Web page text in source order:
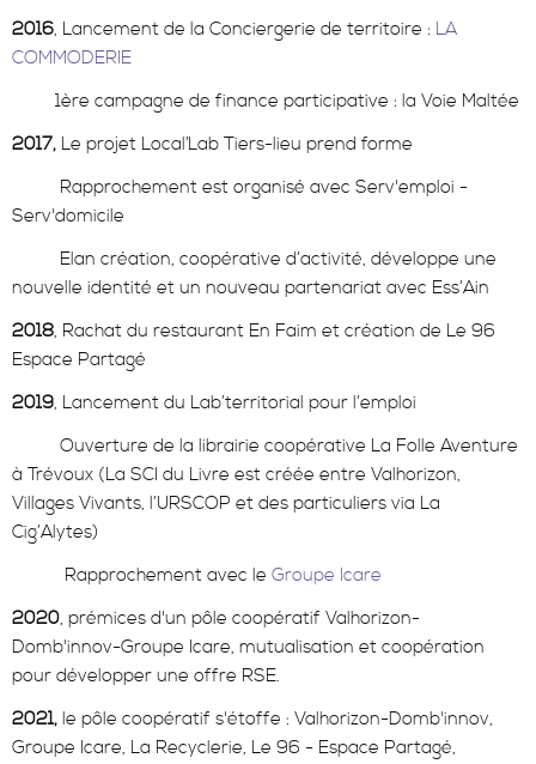
2016, Lancement de la Conciergerie de territoire : LA
COMMODERIE
1ère campagne de finance participative : la Voie Maltée
2017, Le projet Local’Lab Tiers-lieu prend forme
Rapprochement est organisé avec Serv'emploi -
Serv'domicile
Elan création, coopérative d’activité, développe une
nouvelle identité et un nouveau partenariat avec Ess’Ain
2018, Rachat du restaurant En Faim et création de Le 96
Espace Partagé
2019, Lancement du Lab’territorial pour l’emploi
Ouverture de la librairie coopérative La Folle Aventure
à Trévoux (La SCI du Livre est créée entre Valhorizon,
Villages Vivants, l’URSCOP et des particuliers via La
Cig’Alytes)
Rapprochement avec le Groupe Icare
2020, prémices d'un pôle coopératif Valhorizon-
Domb'innov-Groupe Icare, mutualisation et coopération
pour développer une offre RSE.
2021, le pôle coopératif s'étoffe : Valhorizon-Domb'innov,
Groupe Icare, La Recyclerie, Le 96 - Espace Partagé,